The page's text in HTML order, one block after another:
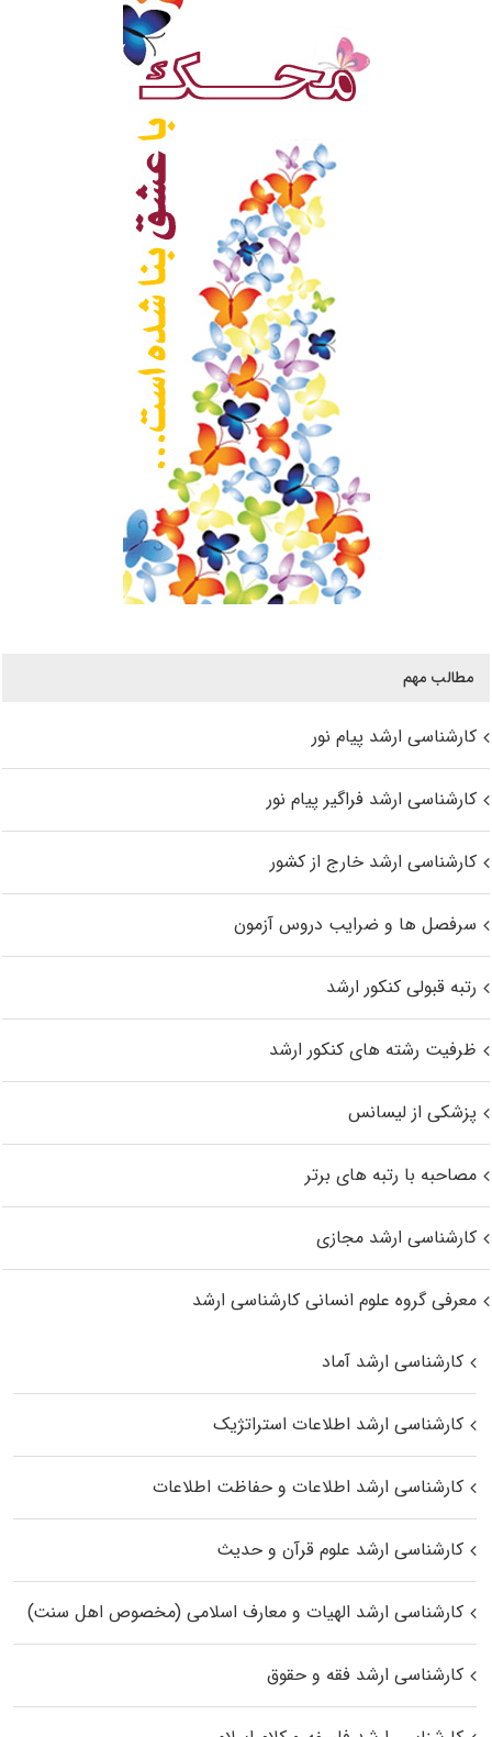
مطالب مهم
کارشناسی ارشد پیام نور
کارشناسی ارشد فراگیر پیام نور
کارشناسی ارشد خارج از کشور
سرفصل ها و ضرایب دروس آزمون
رتبه قبولی کنکور ارشد
ظرفیت رشته های کنکور ارشد
پزشکی از لیسانس
مصاحبه با رتبه های برتر
کارشناسی ارشد مجازی
معرفی گروه علوم انسانی کارشناسی ارشد
کارشناسی ارشد آماد
کارشناسی ارشد اطلاعات استراتژیک
کارشناسی ارشد اطلاعات و حفاظت اطلاعات
کارشناسی ارشد علوم قرآن و حدیث
کارشناسی ارشد الهیات و معارف اسلامی (مخصوص اهل سنت)
کارشناسی ارشد فقه و حقوق